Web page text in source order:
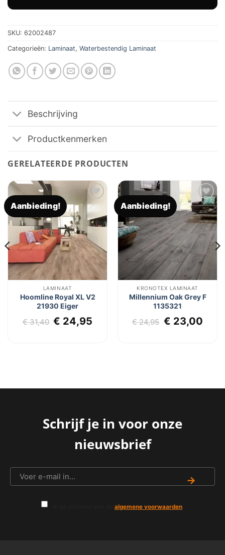
SKU: 62002487
Categorieën: Laminaat, Waterbestendig Laminaat
Beschrijving
Productkenmerken
GERELATEERDE PRODUCTEN
Aanbieding!
Toevoegen
aan
verlanglijst
LAMINAAT
Hoomline Royal XL V2
21930 Eiger
€31,40 Oorspronkelijke
€ 24,95
Aanbieding!
Toevoegen
aan
verlanglijst
KRONOTEX LAMINAAT
Millennium Oak Grey F
1135321
€24,95 € 23,00
Schrijf je in voor onze
nieuwsbrief
→
algemene voorwaarden